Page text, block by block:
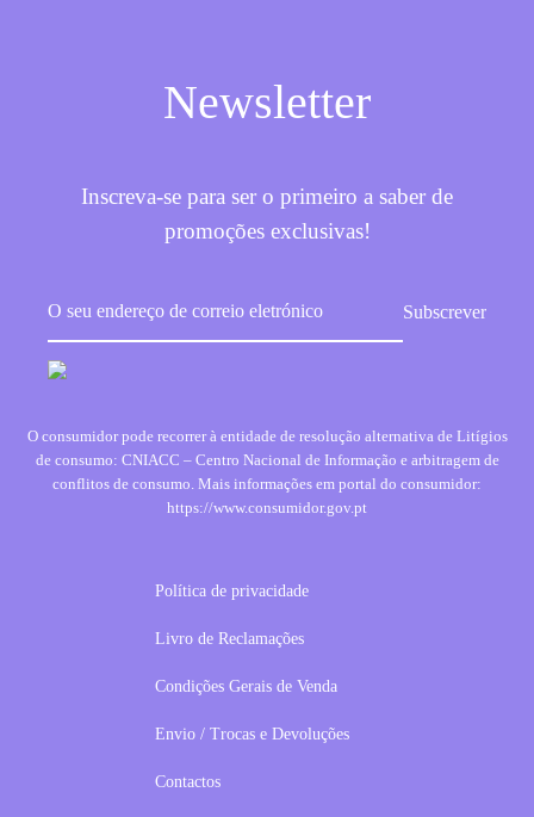
Newsletter
Inscreva-se para ser o primeiro a saber de
promoções exclusivas!
O consumidor pode recorrer à entidade de resolução alternativa de Litígios
de consumo: CNIACC – Centro Nacional de Informação e arbitragem de
conflitos de consumo. Mais informações em portal do consumidor:
https://www.consumidor.gov.pt
Política de privacidade
Livro de Reclamações
Condições Gerais de Venda
Envio / Trocas e Devoluções
Contactos